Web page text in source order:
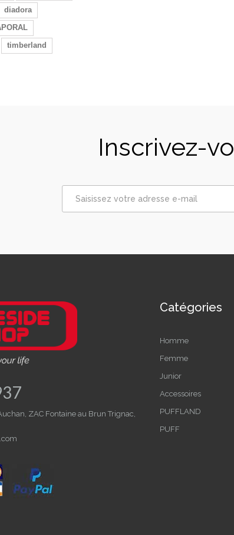
diadora
timberland
Inscrivez-
ZAC Fontaine au Brun Trignac,
Catégories
Homme
Femme
Junior
Accessoires
PUFFLAND
PUFF